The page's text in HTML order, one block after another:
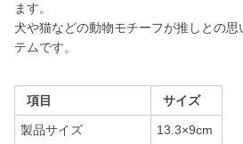
ます。
犬や猫などの動物モチーフが推しとの思
テムです。
項目 サイズ
製品サイズ 13.3×9cm